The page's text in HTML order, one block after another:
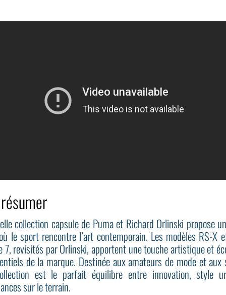
collection capsule de Puma et Richard Orlinski propose
le sport rencontre l’art contemporain. Les modèles RS-X
7, revisités par Orlinski, apportent une touche artistique et
de la marque. Destinée aux amateurs de mode et
est le parfait équilibre entre innovation, style
sur le terrain.